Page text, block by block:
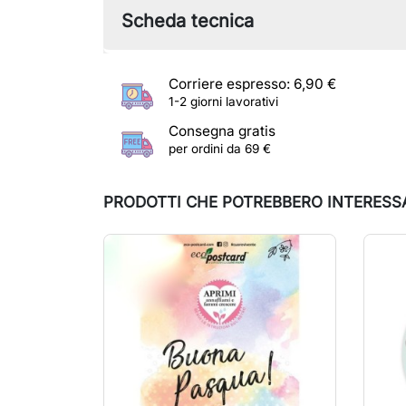
Corriere espresso: 6,90 €
1-2 giorni lavorativi
Consegna gratis
per ordini da 69 €
Scheda tecnica
PRODOTTI CHE POTREBBERO